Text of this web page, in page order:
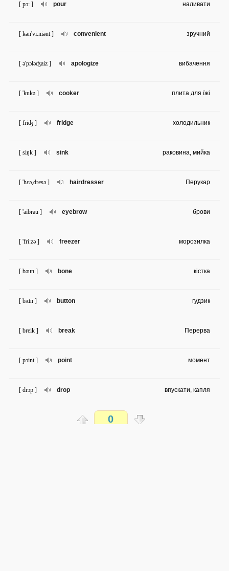
pour
[ pɔ: ] наливати
convenient
[ kən'vi:niənt ] зручний
apologize
[ ə'pɔləʤaiz ] вибачення
cooker
[ 'kukə ] плита для їжі
fridge
[ friʤ ] холодильник
sink
[ siŋk ] раковина, мийка
hairdresser
[ 'hɛə,dresə ] Перукар
eyebrow
[ 'aibrau ] брови
freezer
[ 'fri:zə ] морозилка
bone
[ bəun ] кістка
button
[ bʌtn ] гудзик
break
[ breik ] Перерва
point
[ pɔint ] момент
drop
[ drɔp ] впускати, капля
0